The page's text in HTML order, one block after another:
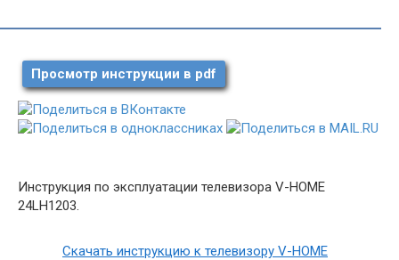
Просмотр инструкции в pdf
Инструкция по эксплуатации телевизора V-HOME
24LH1203.
Скачать инструкцию к телевизору V-HOME